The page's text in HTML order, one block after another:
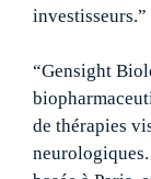
investisseurs.”
“Gensight
de thérapies